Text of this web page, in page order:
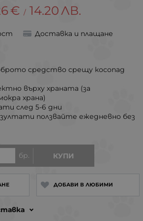
€ / 14.20ЛВ.
Доставка и плащане
бр. КУПИ
ДОБАВИ В ЛЮБИМИ
средство срещу косопад
върху храната (за
храна)
след 5-6 дни
ползвайте ежедневно без